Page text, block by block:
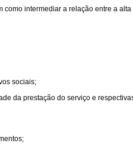
intermediar a relação entre a alta
sociais;
da prestação do serviço e